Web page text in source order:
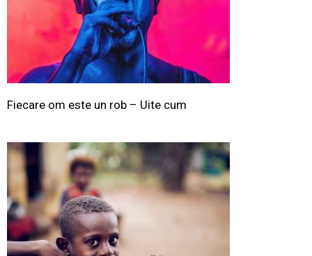
Fiecare om este un rob – Uite cum